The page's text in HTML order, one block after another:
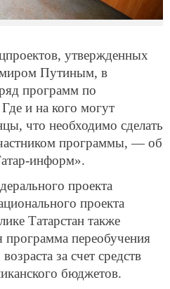
утвержденных
Путиным, в
ряд программ по
и на кого могут
что необходимо сделать
программы, — об
информ».
проекта
проекта
Татарстан также
программа переобучения
за счет средств
бюджетов.